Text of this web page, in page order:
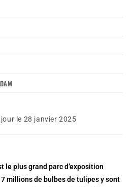
le 28 janvier 2025
le plus grand parc d’exposition
millions de bulbes de tulipes y sont